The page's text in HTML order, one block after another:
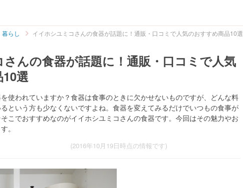
らし イイホシユミコさんの食器が話題に！通販・口コミで人気のおすすめ商品10選
んの食器が話題に！通販・口コミで人気
選
使われていますか？食器は食事のときに欠かせないものですが、どんな料
という方も少なくないですよね。食器を変えてみるだけでいつもの食事が
こでおすすめなのがイイホシユミコさんの食器です。今回はその魅力やお
。
(2016年10月19日時点の情報です)